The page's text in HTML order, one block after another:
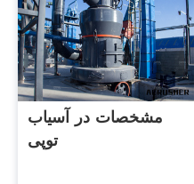
مشخصات در آسیاب
توپی